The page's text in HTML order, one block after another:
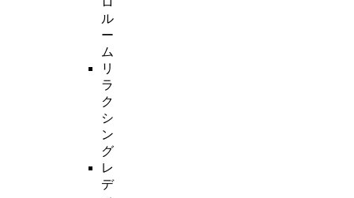
ル
ー
ム
リ
ラ
ク
シ
ン
グ
レ
デ